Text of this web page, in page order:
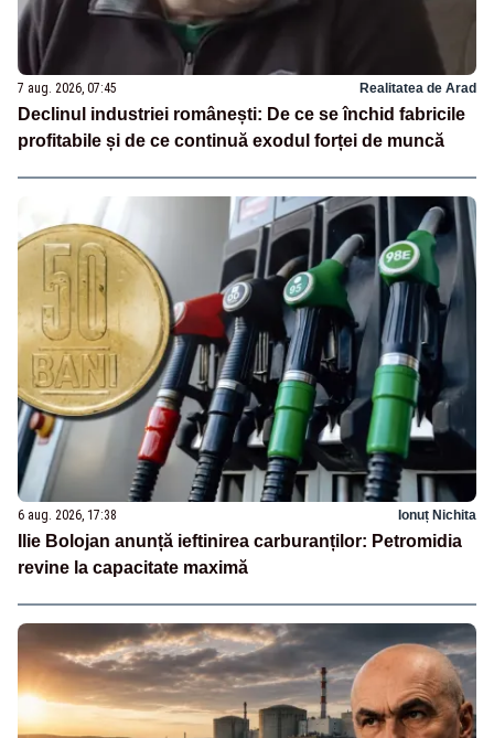
7 aug. 2026, 07:45 Realitatea de Arad
Declinul industriei românești: De ce se închid fabricile
profitabile și de ce continuă exodul forței de muncă
6 aug. 2026, 17:38 Ionuț Nichita
Ilie Bolojan anunță ieftinirea carburanților: Petromidia
revine la capacitate maximă